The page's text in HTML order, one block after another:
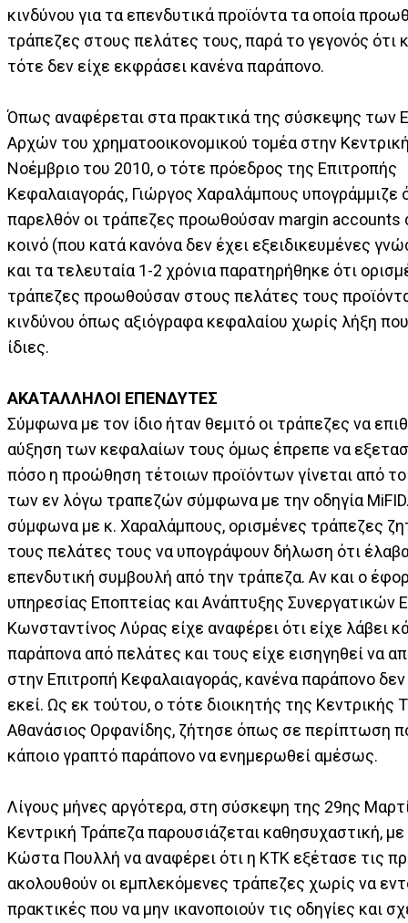
κινδύνου για τα επενδυτικά προϊόντα τα οποία
τράπεζες στους πελάτες τους, παρά το γεγονός ότι
τότε δεν είχε εκφράσει κανένα παράπονο.
Όπως αναφέρεται στα πρακτικά της σύσκεψης των
Αρχών του χρηματοοικονομικού τομέα στην
Νοέμβριο του 2010, ο τότε πρόεδρος της Επιτροπής
Κεφαλαιαγοράς, Γιώργος Χαραλάμπους υπογράμμιζε
παρελθόν οι τράπεζες προωθούσαν margin accounts
κοινό (που κατά κανόνα δεν έχει εξειδικευμένες
και τα τελευταία 1-2 χρόνια παρατηρήθηκε ότι
τράπεζες προωθούσαν στους πελάτες τους
κινδύνου όπως αξιόγραφα κεφαλαίου χωρίς λήξη που
ίδιες.
ΑΚΑΤΑΛΛΗΛΟΙ ΕΠΕΝΔΥΤΕΣ
Σύμφωνα με τον ίδιο ήταν θεμιτό οι τράπεζες να
αύξηση των κεφαλαίων τους όμως έπρεπε να
πόσο η προώθηση τέτοιων προϊόντων γίνεται από
των εν λόγω τραπεζών σύμφωνα με την οδηγία
σύμφωνα με κ. Χαραλάμπους, ορισμένες τράπεζες
τους πελάτες τους να υπογράψουν δήλωση ότι
επενδυτική συμβουλή από την τράπεζα. Αν και ο
υπηρεσίας Εποπτείας και Ανάπτυξης Συνεργατικών
Κωνσταντίνος Λύρας είχε αναφέρει ότι είχε λάβει
παράπονα από πελάτες και τους είχε εισηγηθεί να
στην Επιτροπή Κεφαλαιαγοράς, κανένα παράπονο
εκεί. Ως εκ τούτου, ο τότε διοικητής της Κεντρικής
Αθανάσιος Ορφανίδης, ζήτησε όπως σε περίπτωση
κάποιο γραπτό παράπονο να ενημερωθεί αμέσως.
Λίγους μήνες αργότερα, στη σύσκεψη της 29ης
Κεντρική Τράπεζα παρουσιάζεται καθησυχαστική, με
Κώστα Πουλλή να αναφέρει ότι η ΚΤΚ εξέτασε τις
ακολουθούν οι εμπλεκόμενες τράπεζες χωρίς να
πρακτικές που να μην ικανοποιούν τις οδηγίες και